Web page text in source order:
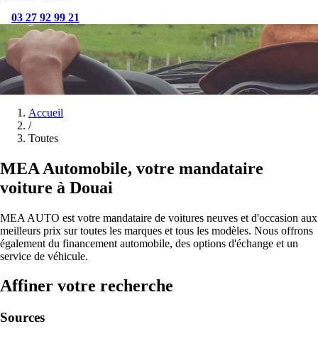
03 27 92 99 21
Accueil
/
Toutes
MEA Automobile, votre mandataire
voiture à Douai
MEA AUTO est votre mandataire de voitures neuves et d'occasion aux
meilleurs prix sur toutes les marques et tous les modèles. Nous offrons
également du financement automobile, des options d'échange et un
service de véhicule.
Affiner votre recherche
Sources